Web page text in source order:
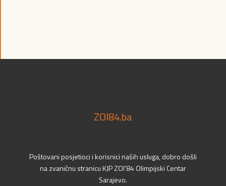
ZOI84.ba
Poštovani posjetioci i korisnici naših usluga, dobro došli
na zvaničnu stranicu KJP ZOI'84 Olimpijski Centar
Sarajevo.